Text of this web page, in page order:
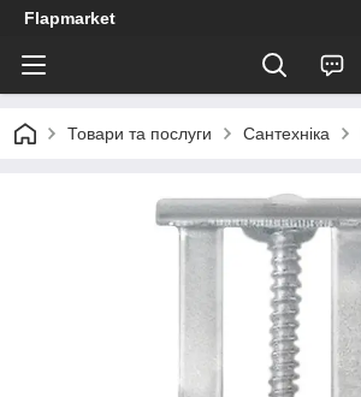
Flapmarket
Товари та послуги Сантехніка